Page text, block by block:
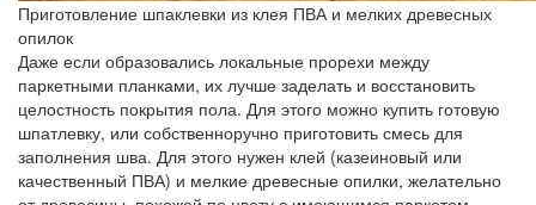
Приготовление шпаклевки из клея ПВА и мелких древесных
опилок
Даже если образовались локальные прорехи между
паркетными планками, их лучше заделать и восстановить
целостность покрытия пола. Для этого можно купить готовую
шпатлевку, или собственноручно приготовить смесь для
заполнения шва. Для этого нужен клей (казеиновый или
качественный ПВА) и мелкие древесные опилки, желательно